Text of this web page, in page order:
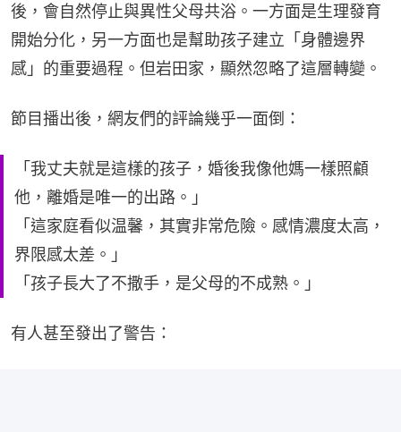
後，會自然停止與異性父母共浴。一方面是生理發育
開始分化，另一方面也是幫助孩子建立「身體邊界
感」的重要過程。但岩田家，顯然忽略了這層轉變。
節目播出後，網友們的評論幾乎一面倒：
「我丈夫就是這樣的孩子，婚後我像他媽一樣照顧
他，離婚是唯一的出路。」
「這家庭看似温馨，其實非常危險。感情濃度太高，
界限感太差。」
「孩子長大了不撒手，是父母的不成熟。」
有人甚至發出了警告：